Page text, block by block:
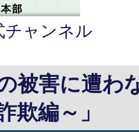
チャンネル
の被害に遭
欺編～」